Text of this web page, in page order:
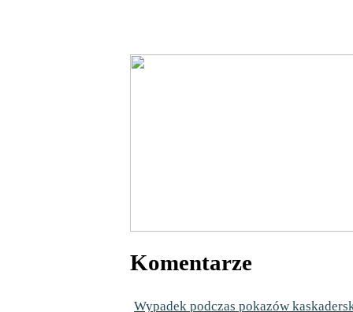
Komentarze
Wypadek podczas pokazów